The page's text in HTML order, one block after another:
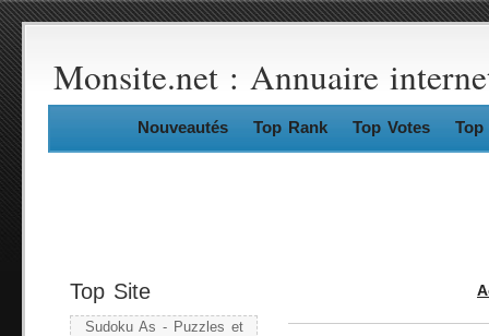
Monsite.net : Annuaire
Nouveautés Top Rank Top Votes Top
Top Site
Sudoku As - Puzzles et